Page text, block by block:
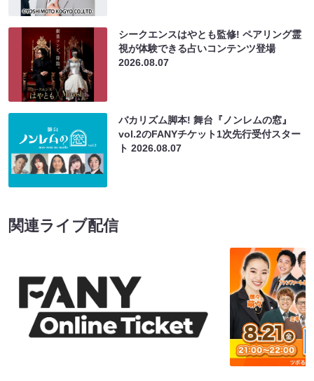
シークエンスはやとも監修! ペアリング霊
視が体験できる占いコンテンツ登場
2026.08.07
バカリズム脚本! 舞台『ノンレムの窓』
vol.2のFANYチケット1次先行受付スター
ト2026.08.07
関連ライブ配信